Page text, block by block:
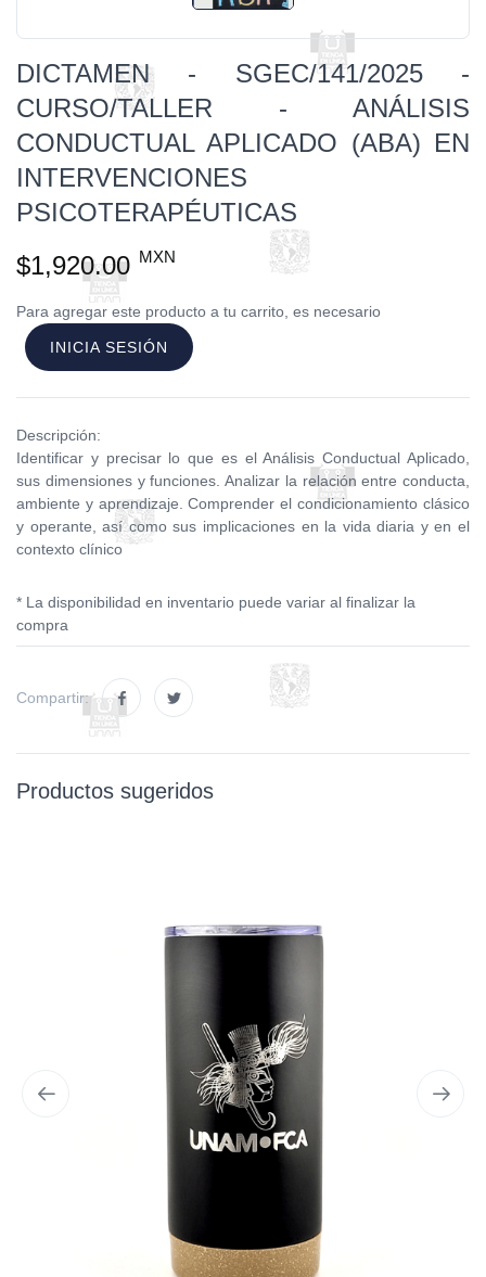
DICTAMEN - SGEC/141/2025 -
CURSO/TALLER - ANÁLISIS
CONDUCTUAL APLICADO (ABA) EN
INTERVENCIONES
PSICOTERAPÉUTICAS
$1,920.00 MXN
Para agregar este producto a tu carrito, es necesario
INICIA SESIÓN
Descripción:
Identificar y precisar lo que es el Análisis Conductual Aplicado,
sus dimensiones y funciones. Analizar la relación entre conducta,
ambiente y aprendizaje. Comprender el condicionamiento clásico
y operante, así como sus implicaciones en la vida diaria y en el
contexto clínico
* La disponibilidad en inventario puede variar al finalizar la
compra
Compartir:
Productos sugeridos